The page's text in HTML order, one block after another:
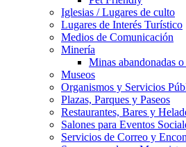
Iglesias / Lugares de culto
Lugares de Interés Turístico
Medios de Comunicación
Minería
Minas abandonadas o
Museos
Organismos y Servicios
Plazas, Parques y Paseos
Restaurantes, Bares y
Salones para Eventos
Servicios de Correo y